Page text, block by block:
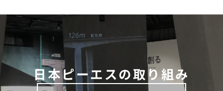
日本ピーエスの取り組み